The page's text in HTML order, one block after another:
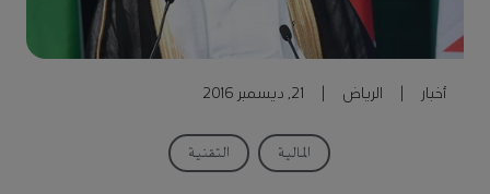
أخبار الرياض 21, ديسمبر 2016
المالية التقنية